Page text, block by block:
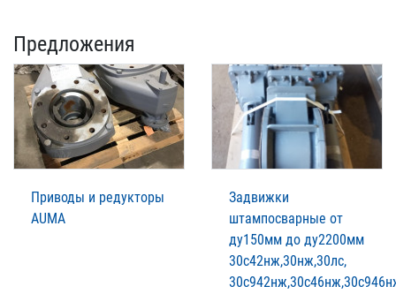
Предложения
Приводы и редукторы
AUMA
Задвижки
штампосварные от
ду150мм до ду2200мм
30с42нж,30нж,30лс,